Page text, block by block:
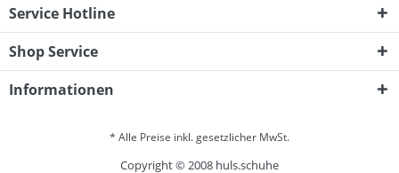
Service Hotline
Shop Service
Informationen
* Alle Preise inkl. gesetzlicher MwSt.
Copyright © 2008 huls.schuhe